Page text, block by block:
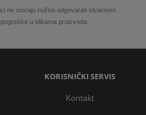
ne moraju nužno odgovarati stvarnom
u slikama proizvoda.
KORISNIČKI SERVIS
Kontakt